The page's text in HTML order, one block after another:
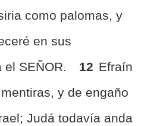
como palomas, y
en sus
el SEÑOR.
12 Efraín
y de engaño
Judá todavía anda